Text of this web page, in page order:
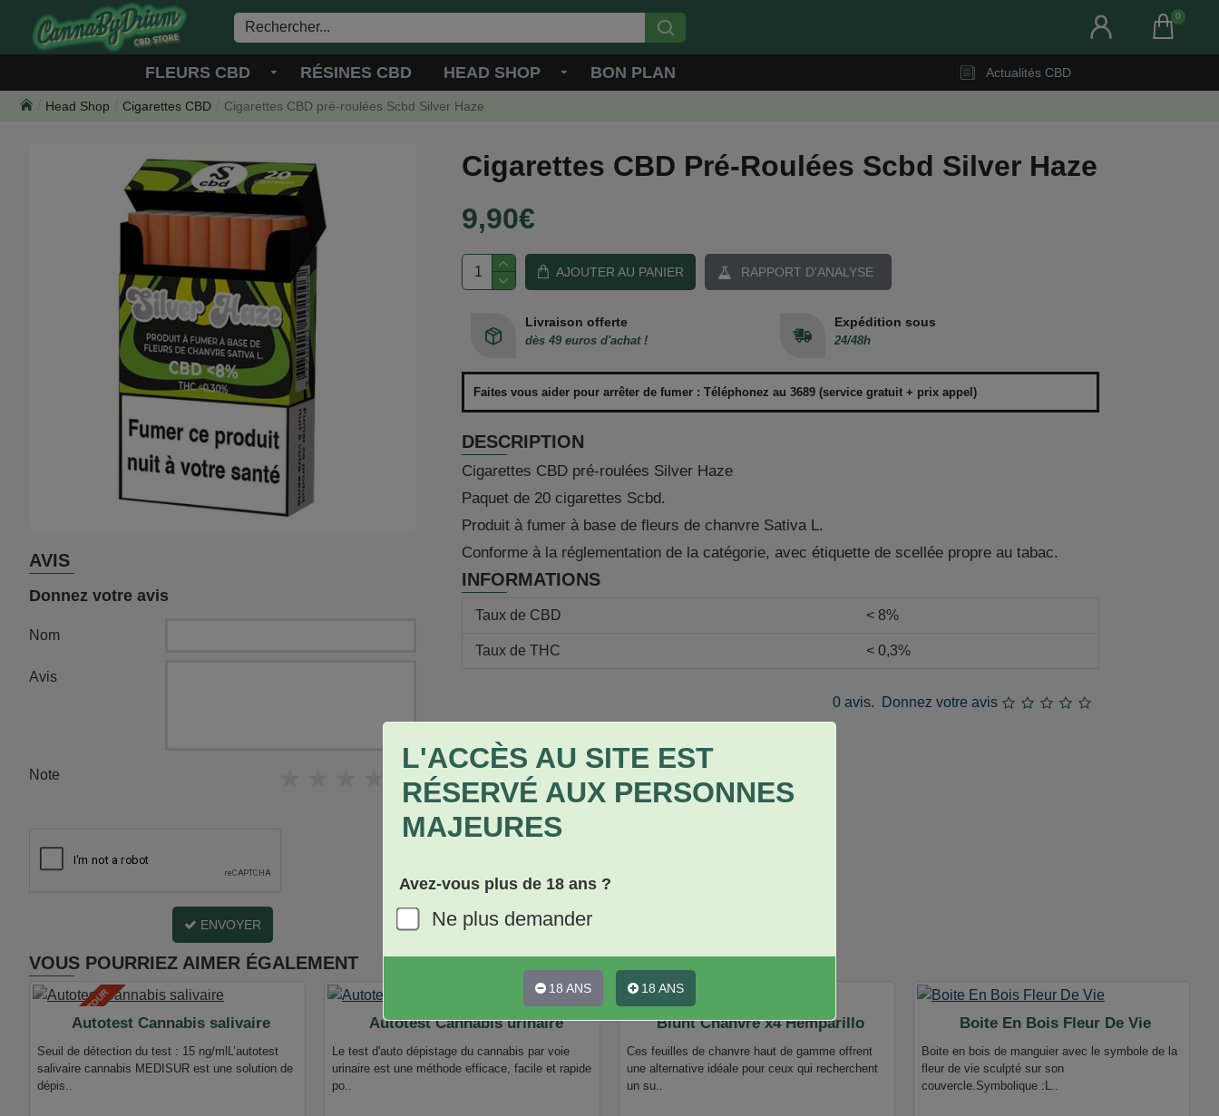
L'ACCÈS AU SITE EST
RÉSERVÉ AUX PERSONNES
MAJEURES
Avez-vous plus de 18 ans ?
Ne plus demander
18 ANS 18 ANS
0
FLEURS CBD RÉSINES CBD HEAD SHOP BON PLAN Actualités CBD
Head Shop Cigarettes CBD Cigarettes CBD pré-roulées Scbd Silver Haze
AVIS
Donnez votre avis
Nom
Avis
Note ★
ENVOYER
Cigarettes CBD Pré-Roulées Scbd Silver Haze
Livraison offerte
dès 49 euros d'achat !
Expédition sous
24/48h
Faites vous aider pour arrêter de fumer : Téléphonez au 3689 (service gratuit + prix appel)
DESCRIPTION
Cigarettes CBD pré-roulées Silver Haze
Paquet de 20 cigarettes Scbd.
Produit à fumer à base de fleurs de chanvre Sativa L.
Conforme à la réglementation de la catégorie, avec étiquette de scellée propre au tabac.
INFORMATIONS
Taux de CBD < 8%
Taux de THC < 0,3%
0 avis. Donnez votre avis
9,90€
AJOUTER AU PANIER RAPPORT D'ANALYSE
VOUS POURRIEZ AIMER ÉGALEMENT
BIENTÔT DE RETOURAutotest Cannabis salivaire
Seuil de détection du test : 15 ng/mlL’autotest
salivaire cannabis MEDISUR est une solution de
dépis..
Autotest Cannabis urinaire
Le test d'auto dépistage du cannabis par voie
urinaire est une méthode efficace, facile et rapide
po..
Blunt Chanvre x4 Hemparillo
Ces feuilles de chanvre haut de gamme offrent
une alternative idéale pour ceux qui recherchent
un su..
Boite En Bois Fleur De Vie
Boite en bois de manguier avec le symbole de la
fleur de vie sculpté sur son
couvercle.Symbolique :L..